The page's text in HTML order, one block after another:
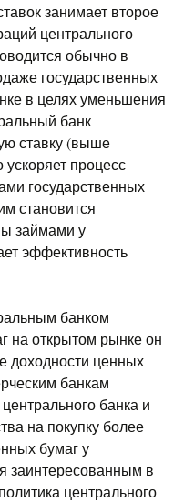
занимает второе
центрального
обычно в
государственных
в целях уменьшения
банк
ставку (выше
процесс
государственных
становится
займами у
эффективность
банком
на открытом рынке он
доходности ценных
банкам
банка и
на покупку более
бумаг у
заинтересованным в
центрального